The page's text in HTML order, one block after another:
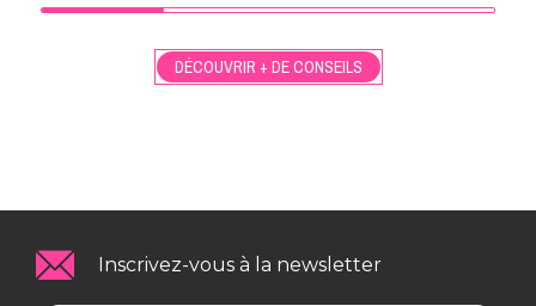
DÉCOUVRIR + DE CONSEILS
Inscrivez-vous à la newsletter